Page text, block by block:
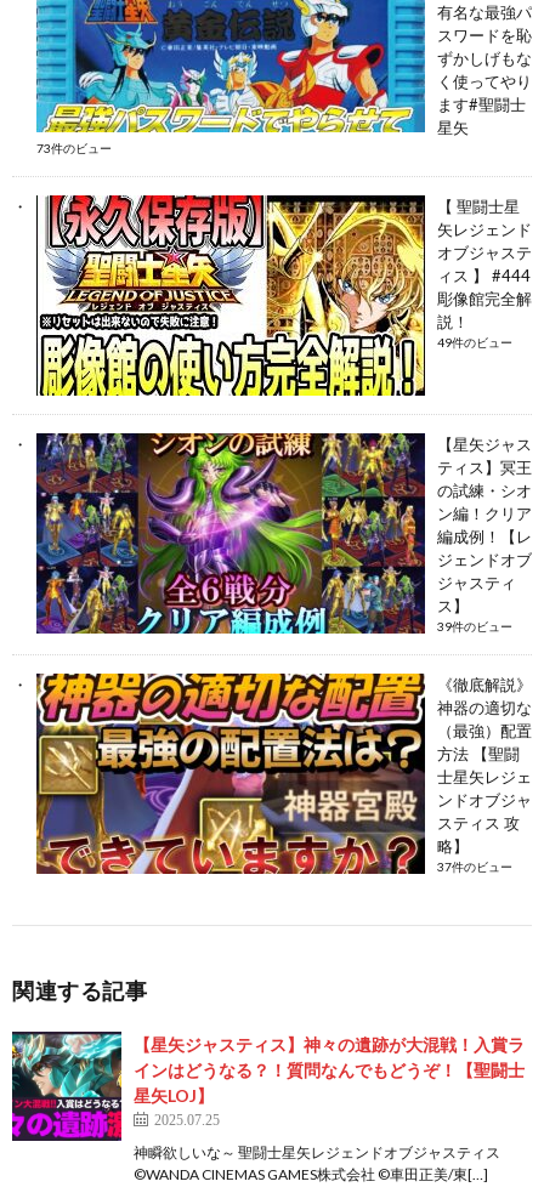
有名な最強パ
スワードを恥
ずかしげもな
く使ってやり
ます#聖闘士
星矢
73件のビュー
【 聖闘士星
矢レジェンド
オブジャステ
ィス 】 #444
彫像館完全解
説！
49件のビュー
【星矢ジャス
ティス】冥王
の試練・シオ
ン編！クリア
編成例！【レ
ジェンドオブ
ジャスティ
ス】
39件のビュー
《徹底解説》
神器の適切な
（最強）配置
方法 【聖闘
士星矢レジェ
ンドオブジャ
スティス 攻
略】
37件のビュー
関連する記事
【星矢ジャスティス】神々の遺跡が大混戦！入賞ラ
インはどうなる？！質問なんでもどうぞ！【聖闘士
星矢LOJ】
2025.07.25
神瞬欲しいな～ 聖闘士星矢レジェンドオブジャスティス
©️WANDA CINEMAS GAMES株式会社 ©️車田正美/東[…]